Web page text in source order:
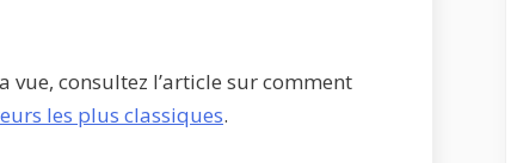
vue, consultez l’article sur comment
les plus classiques.